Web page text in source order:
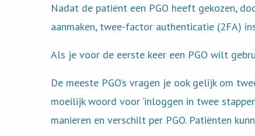
Nadat de patiënt een PGO heeft gekozen,
aanmaken, twee-factor authenticatie (2FA)
Als je voor de eerste keer een PGO wilt
De meeste PGO’s vragen je ook gelijk om
moeilijk woord voor ‘inloggen in twee
manieren en verschilt per PGO. Patiënten